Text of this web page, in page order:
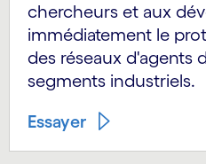
chercheurs et aux
immédiatement le
des réseaux d'agents
segments industriels.
Essayer